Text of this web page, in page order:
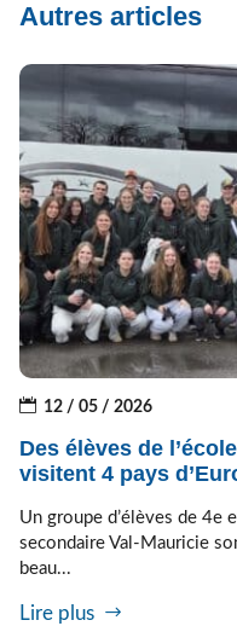
Autres articles
12 / 05 / 2026
Des élèves de
visitent 4 pays
Un groupe d’élèves de 4e
secondaire Val-Mauricie
beau...
Lire plus